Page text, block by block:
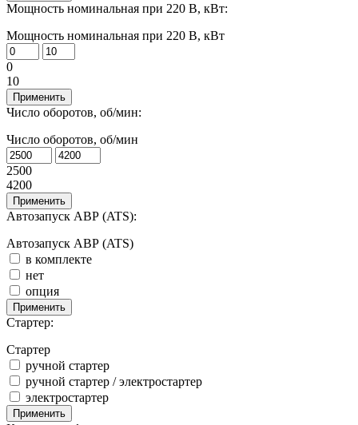
Мощность номинальная при 220 В, кВт:
Мощность номинальная при 220 В, кВт
0
10
Применить
Число оборотов, об/мин:
Число оборотов, об/мин
2500
4200
Применить
Автозапуск АВР (ATS):
Автозапуск АВР (ATS)
в комплекте
нет
опция
Применить
Стартер:
Стартер
ручной стартер
ручной стартер / электростартер
электростартер
Применить